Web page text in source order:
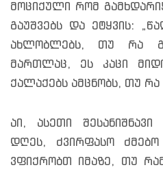
მოციქული რომ
გაუშვებს და ეტყვის:
ახლობლებს, თუ რა
მართლაც, ეს კაცი
ქალაქებს ამცნობს, თუ რა
აი, ასეთი შესანიშნავი
დღეს, ძვირფასო
ვფიქრობთ იმაზე, თუ